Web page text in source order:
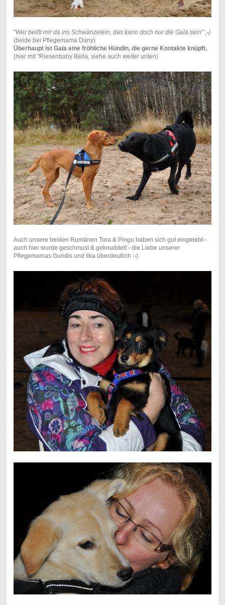
"Wer beißt mir da ins Schwänzelein, das kann doch nur die Gala sein" ;-)
(beide bei Pflegemama Dany)
Überhaupt ist Gala eine fröhliche Hündin, die gerne Kontakte knüpft.
(hier mit "Riesenbaby Bella, siehe auch weiter unten)
Auch unsere beiden Rumänen Tora & Pingu haben sich gut eingelebt -
auch hier wurde geschmust & geknuddelt - die Liebe unserer
Pflegemamas Gundis und Ilka überdeutlich :-)